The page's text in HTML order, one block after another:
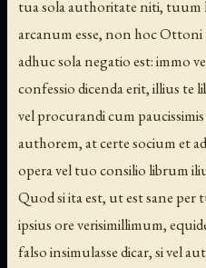
tua sola authoritate niti, tuum
arcanum esse, non hoc
adhuc sola negatio est: immo
confessio dicenda erit, illius te
vel procurandi cum
authorem, at certe socium et
opera vel tuo consilio librum
Quod si ita est, ut est sane
ipsius ore verisimillimum,
falso insimulasse dicar, si vel